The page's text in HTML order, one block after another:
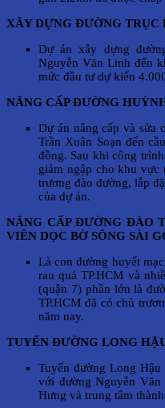
XÂY DỰNG ĐƯỜNG TRỤC
Dự án xây dựng
Nguyễn Văn Linh đến
mức đầu tư dự kiến
NÂNG CẤP ĐƯỜNG
Dự án nâng cấp và sửa
Trần Xuân Soạn đến
đồng. Sau khi công
giảm ngập cho khu vực
trương đào đường, lắp
của dự án.
NÂNG CẤP ĐƯỜNG ĐÀO
VIÊN DỌC BỜ SÔNG SÀI
Là con đường huyết
rau quả TP.HCM và
(quận 7) phần lớn là
TP.HCM đã có chủ
năm nay.
TUYẾN ĐƯỜNG LONG
Tuyến đường Long
với đường Nguyễn
Hưng và trung tâm